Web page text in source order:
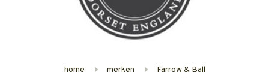
home merken Farrow & Ball